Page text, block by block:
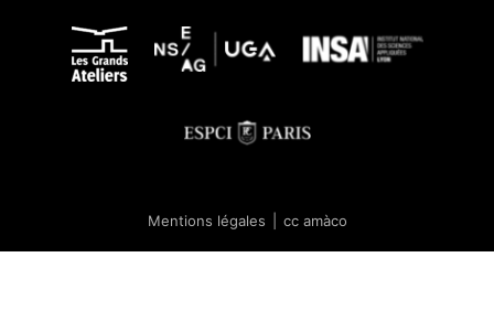
Mentions légales cc amàco